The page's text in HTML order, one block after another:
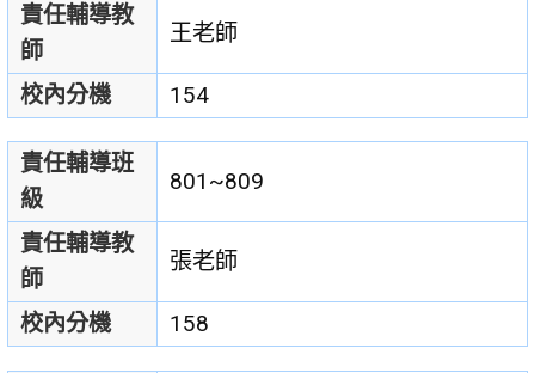
責任輔導教
師
王老師
校內分機 154
責任輔導班
級
801~809
責任輔導教
師
張老師
校內分機 158